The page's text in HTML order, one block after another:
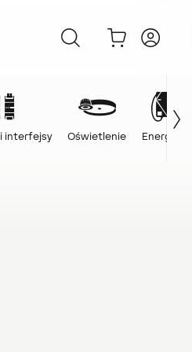
interfejsy Oświetlenie Energia